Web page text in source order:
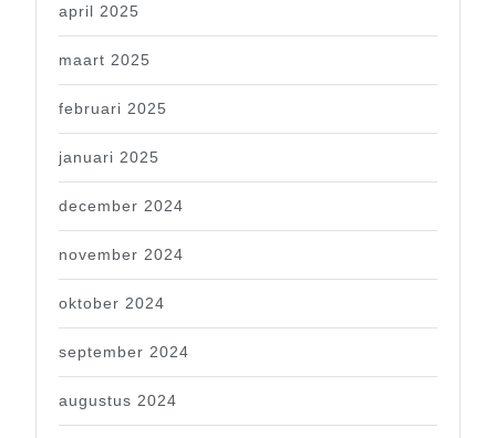
april 2025
maart 2025
februari 2025
januari 2025
december 2024
november 2024
oktober 2024
september 2024
augustus 2024